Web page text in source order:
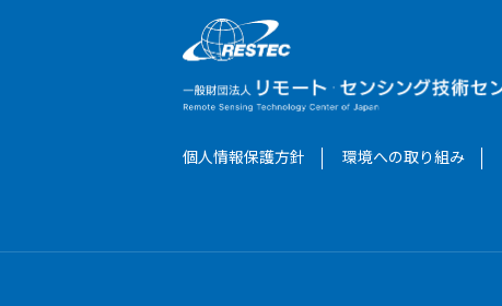
個人情報保護方針 環境への取り組み